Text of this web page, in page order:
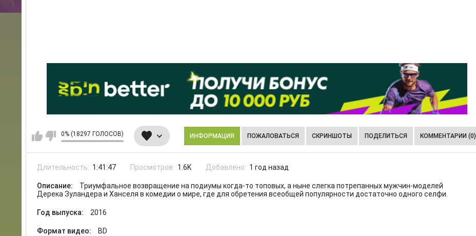
0% (18297 ГОЛОСОВ) ИНФОРМАЦИЯ ПОЖАЛОВАТЬСЯ СКРИНШОТЫ ПОДЕЛИТЬСЯ КОММЕНТАРИИ (0)
Длительность: 1:41:47 Просмотров: 1.6K Добавлено: 1 год назад
Описание:
Триумфальное возвращение на подиумы когда-то топовых, а ныне слегка потрепанных мужчин-моделей
Дерека Зуландера и Ханселя в комедии о мире, где для обретения всеобщей популярности достаточно одного селфи.
Год выпуска: 2016
Формат видео: BD